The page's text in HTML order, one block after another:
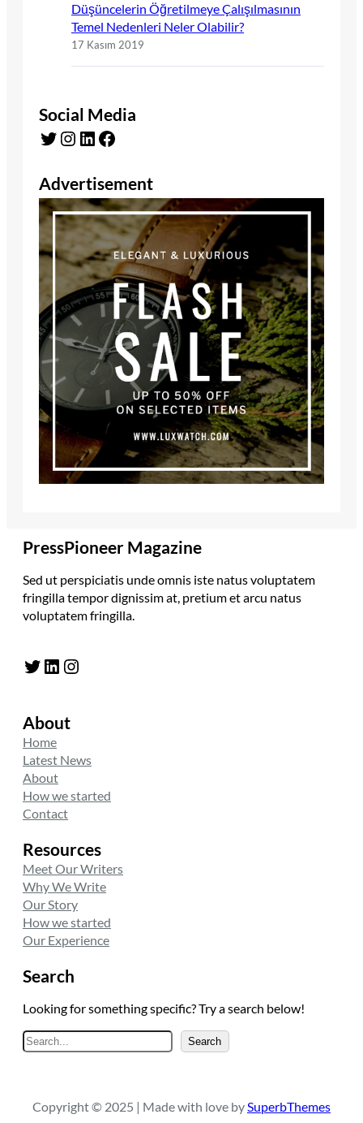
Düşüncelerin Öğretilmeye Çalışılmasının
Temel Nedenleri Neler Olabilir?
17 Kasım 2019
Social Media
Twitter Instagram LinkedIn Facebook
Advertisement
PressPioneer Magazine
Sed ut perspiciatis unde omnis iste natus voluptatem
fringilla tempor dignissim at, pretium et arcu natus
voluptatem fringilla.
Twitter LinkedIn Instagram
About
Home
Latest News
About
How we started
Contact
Resources
Meet Our Writers
Why We Write
Our Story
How we started
Our Experience
Search
Looking for something specific? Try a search below!
A
r
Search
Copyright © 2025 | Made with love bySuperbThemes